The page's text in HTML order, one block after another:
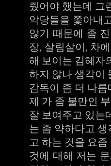
줬어야 했는데 그
악당들을 쫓아내
않기 때문에 좀
장, 살림살이, 차
해 보이는 김혜자
하지 않나 생각이
감독이 좀 더 나
제 가 좀 불만인
잘 보여주고 있는
는 좀 약하다고
고 하는 것을 요
것에 대해 저는